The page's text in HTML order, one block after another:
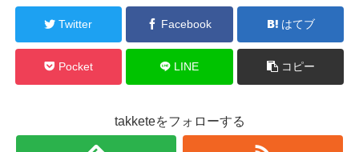
Twitter Facebook はてブ
Pocket LINE コピー
takketeをフォローする